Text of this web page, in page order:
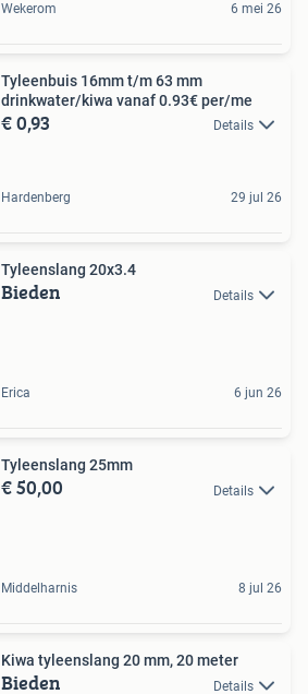
Wekerom 6 mei 26
Tyleenbuis 16mm t/m 63 mm
drinkwater/kiwa vanaf 0.93€ per/me
€ 0,93 Details
Hardenberg 29 jul 26
Tyleenslang 20x3.4
Bieden Details
Erica 6 jun 26
Tyleenslang 25mm
€ 50,00 Details
Middelharnis 8 jul 26
Kiwa tyleenslang 20 mm, 20 meter
Bieden Details